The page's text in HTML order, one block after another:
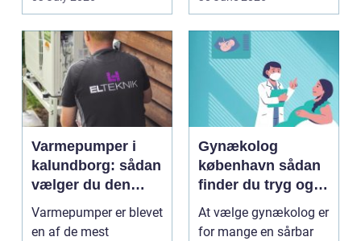
Varmepumper i
kalundborg: sådan
vælger du den
rigtige løsning
Varmepumper er blevet
en af de mest
Gynækolog
københavn sådan
finder du tryg og
professionel hjælp
At vælge gynækolog er
for mange en sårbar